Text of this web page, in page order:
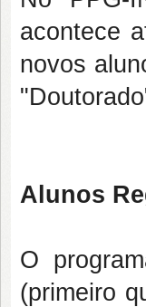
acontece
novos
Alunos
O
(primeiro